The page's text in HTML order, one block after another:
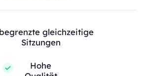
gleichzeitige
Sitzungen
Hohe